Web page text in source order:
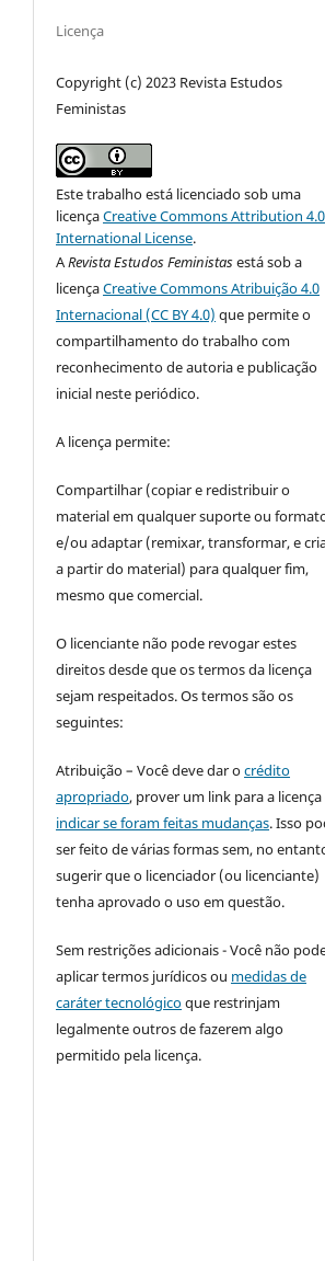
Licença
Copyright (c) 2023 Revista Estudos
Feministas
Este trabalho está licenciado sob uma
licençaCreative Commons Attribution 4.0
International License.
ARevista Estudos Feministasestá sob a
licençaCreative Commons Atribuição 4.0
Internacional (CC BY 4.0) que permite o
compartilhamento do trabalho com
reconhecimento de autoria e publicação
inicial neste periódico.
A licença permite:
Compartilhar (copiar e redistribuir o
material em qualquer suporte ou
e/ou adaptar (remixar, transformar, e
a partir do material) para qualquer fim,
mesmo que comercial.
O licenciante não pode revogar estes
direitos desde que os termos da licença
sejam respeitados. Os termos são os
seguintes:
Atribuição – Você deve dar ocrédito
apropriado, prover um link para a licença
indicar se foram feitas mudanças. Isso
ser feito de várias formas sem, no
sugerir que o licenciador (ou licenciante)
tenha aprovado o uso em questão.
Sem restrições adicionais - Você não
aplicar termos jurídicos ou medidas de
caráter tecnológicoque restrinjam
legalmente outros de fazerem algo
permitido pela licença.